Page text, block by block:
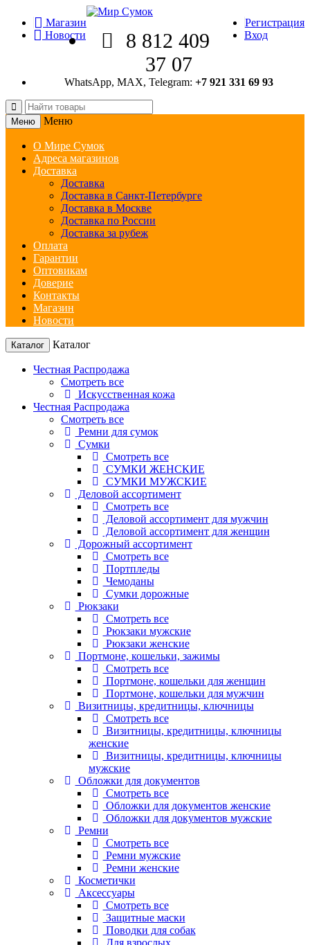
Магазин
Новости
Регистрация
Вход
8 812 409
37 07
WhatsApp, MAX, Telegram: +7 921 331 69 93
Меню Меню
О Мире Сумок
Адреса магазинов
Доставка
Доставка
Доставка в Санкт-Петербурге
Доставка в Москве
Доставка по России
Доставка за рубеж
Оплата
Гарантии
Оптовикам
Доверие
Контакты
Магазин
Новости
Каталог Каталог
Честная Распродажа
Смотреть все
Искусственная кожа
Честная Распродажа
Смотреть все
Ремни для сумок
Сумки
Смотреть все
СУМКИ ЖЕНСКИЕ
СУМКИ МУЖСКИЕ
Деловой ассортимент
Смотреть все
Деловой ассортимент для мужчин
Деловой ассортимент для женщин
Дорожный ассортимент
Смотреть все
Портпледы
Чемоданы
Сумки дорожные
Рюкзаки
Смотреть все
Рюкзаки мужские
Рюкзаки женские
Портмоне, кошельки, зажимы
Смотреть все
Портмоне, кошельки для женщин
Портмоне, кошельки для мужчин
Визитницы, кредитницы, ключницы
Смотреть все
Визитницы, кредитницы, ключницы
женские
Визитницы, кредитницы, ключницы
мужские
Обложки для документов
Смотреть все
Обложки для документов женские
Обложки для документов мужские
Ремни
Смотреть все
Ремни мужские
Ремни женские
Косметички
Аксессуары
Смотреть все
Защитные маски
Поводки для собак
Для взрослых